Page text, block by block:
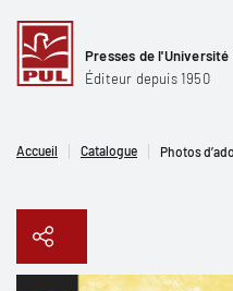
Presses de l'Université
Éditeur depuis 1950
Accueil Catalogue Photos